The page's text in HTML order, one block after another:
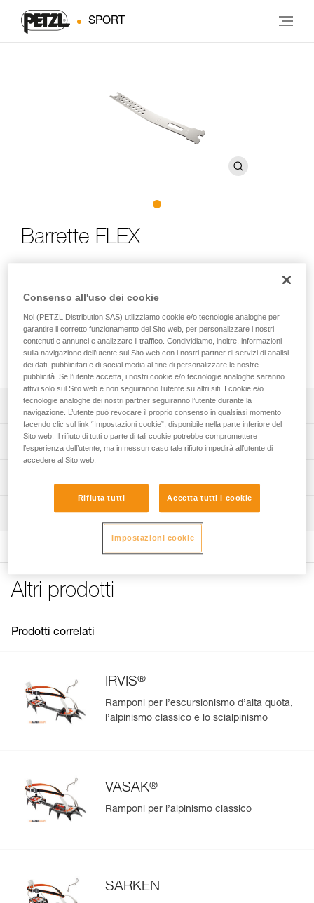
SPORT
Barrette FLEX
Le barrette FLEX sono progettate per rendere meno rigido il
collegamento tra il blocco anteriore e posteriore dei ramponi
Petzl e favorire il comfort in marcia. Sono compatibili con i
ramponi DART, LYNX, SARKEN, VASAK e IRVIS.
Descrizione
Regolabili per mezzi numeri.
Compatibili con i ramponi DART (U001AB00 e U001AC00),
VASAK (U007XA00 e T05A XXX) e IRVIS (U006XA00 e
T03A XXX).
Specifiche tecniche
Dettagli codice
Garanzia : 3 anni
Libretto d'uso
Scarica il pdf technical-notice-FLEX-1
See all technical content
Ispezione
Altri prodotti
Prodotti correlati
IRVIS®
Ramponi per l’escursionismo d’alta quota,
l’alpinismo classico e lo scialpinismo
VASAK®
Ramponi per l’alpinismo classico
SARKEN
Consenso all'uso dei cookie
Noi (PETZL Distribution SAS) utilizziamo cookie e/o tecnologie analoghe per
garantire il corretto funzionamento del Sito web, per personalizzare i nostri
contenuti e annunci e analizzare il traffico. Condividiamo, inoltre, informazioni
sulla navigazione dell’utente sul Sito web con i nostri partner di servizi di analisi
dei dati, pubblicitari e di social media al fine di personalizzare le nostre
pubblicità. Se l’utente accetta, i nostri cookie e/o tecnologie analoghe saranno
attivi solo sul Sito web e non seguiranno l’utente su altri siti. I cookie e/o
tecnologie analoghe dei nostri partner seguiranno l’utente durante la
navigazione. L’utente può revocare il proprio consenso in qualsiasi momento
facendo clic sul link “Impostazioni cookie”, disponibile nella parte inferiore del
Sito web. Il rifiuto di tutti o parte di tali cookie potrebbe compromettere
l’esperienza dell’utente, ma in nessun caso tale rifiuto impedirà all’utente di
accedere al Sito web.
Rifiuta tutti Accetta tutti i cookie
Impostazioni cookie